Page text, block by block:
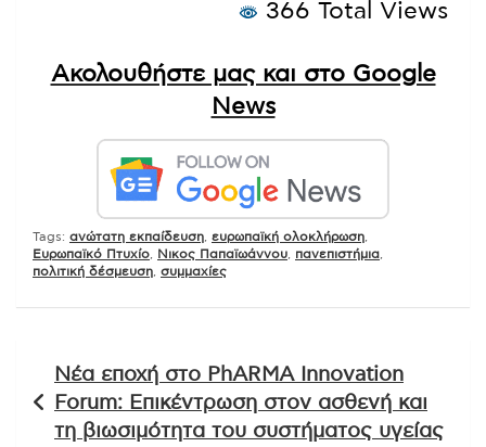
366 Total Views
Ακολουθήστε μας και στο Google
News
Tags: ανώτατη εκπαίδευση ευρωπαϊκή ολοκλήρωση
Ευρωπαϊκό Πτυχίο
Νικος Παπαϊωάννου πανεπιστήμια
πολιτική δέσμευση συμμαχίες
άρθρων
Νέα εποχή στο PhARMA Innovation
Forum: Επικέντρωση στον ασθενή και
τη βιωσιμότητα του συστήματος υγείας